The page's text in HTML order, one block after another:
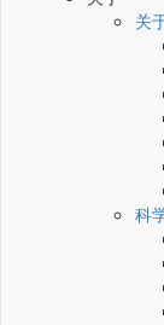
关
科